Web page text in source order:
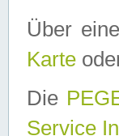
Über eine
Karte
Die
Service